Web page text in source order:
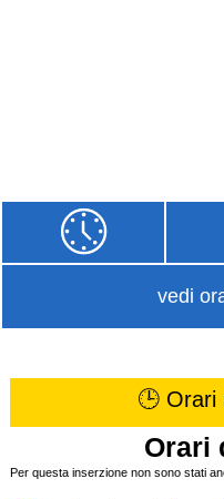
vedi
🕒 Orari
Orari
Per questa inserzione non sono stati